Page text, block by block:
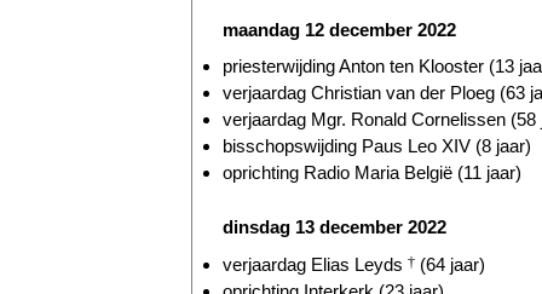
maandag 12 december 2022
priesterwijding Anton ten Klooster (13
verjaardag Christian van der Ploeg (63
verjaardag Mgr. Ronald Cornelissen (58
bisschopswijding Paus Leo XIV (8 jaar)
oprichting Radio Maria België (11 jaar)
dinsdag 13 december 2022
verjaardag Elias Leyds † (64 jaar)